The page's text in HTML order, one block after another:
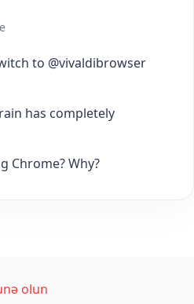
to @vivaldibrowser
has completely
Chrome? Why?
olun